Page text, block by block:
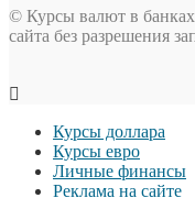
© Курсы валют в
сайта без разрешения
Курсы доллара
Курсы евро
Личные финансы
Реклама на сайте